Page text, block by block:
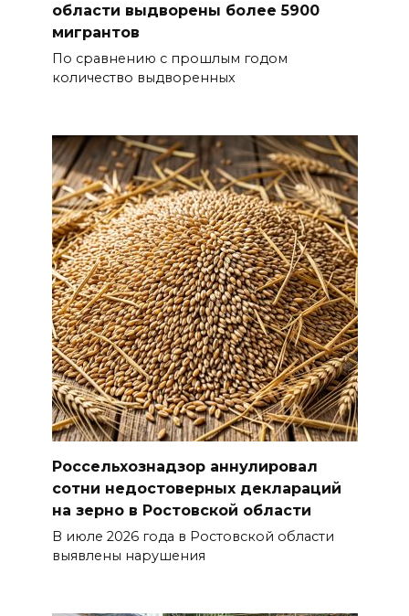
области выдворены более 5900
мигрантов
По сравнению с прошлым годом
количество выдворенных
Россельхознадзор аннулировал
сотни недостоверных деклараций
на зерно в Ростовской области
В июле 2026 года в Ростовской области
выявлены нарушения